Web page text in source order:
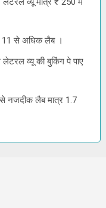
11 से अधिक लैब ।
व्यू की बुकिंग पे पाए
नजदीक लैब मात्र 1.7